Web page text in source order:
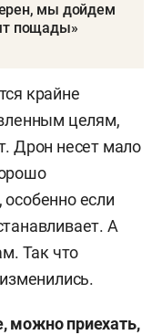
мы дойдем
пощады»
крайне
целям,
Дрон несет мало
если
А
Так что
можно приехать,